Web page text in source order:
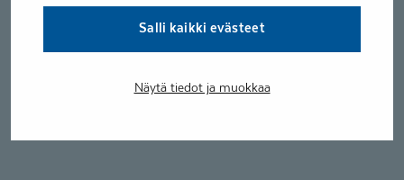
Salli kaikki evästeet
Näytä tiedot ja muokkaa